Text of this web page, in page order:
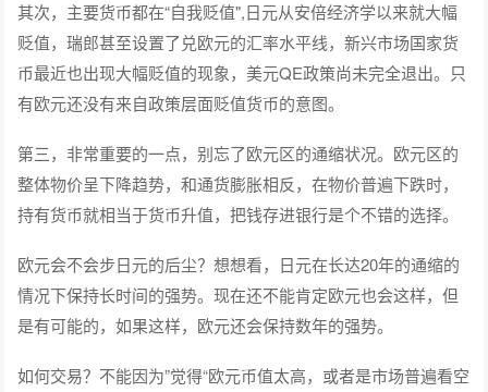
其次，主要货币都在“自我贬值",日元从安倍经济学以来就大幅
贬值，瑞郎甚至设置了兑欧元的汇率水平线，新兴市场国家货
币最近也出现大幅贬值的现象，美元QE政策尚未完全退出。只
有欧元还没有来自政策层面贬值货币的意图。
第三，非常重要的一点，别忘了欧元区的通缩状况。欧元区的
整体物价呈下降趋势，和通货膨胀相反，在物价普遍下跌时，
持有货币就相当于货币升值，把钱存进银行是个不错的选择。
欧元会不会步日元的后尘？想想看，日元在长达20年的通缩的
情况下保持长时间的强势。现在还不能肯定欧元也会这样，但
是有可能的，如果这样，欧元还会保持数年的强势。
如何交易？不能因为”觉得“欧元币值太高，或者是市场普遍看空